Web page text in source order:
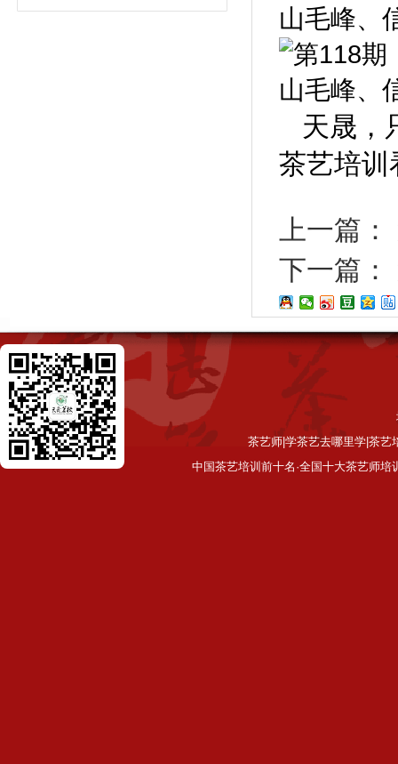
天晟，
茶艺培训
上一篇：
下一篇：
茶艺师|学茶艺去哪里学|茶艺
中国茶艺培训前十名·全国十大茶艺师培